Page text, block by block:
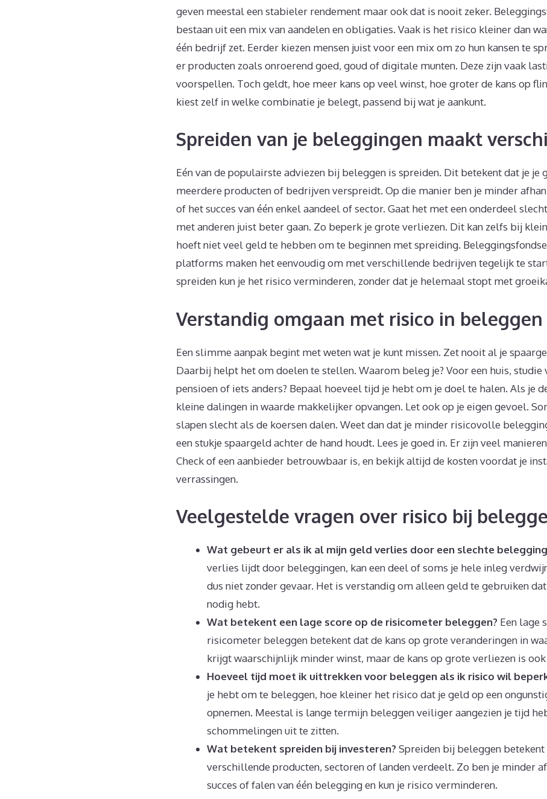
geven meestal een stabieler rendement maar ook dat is nooit zeker.
bestaan uit een mix van aandelen en obligaties. Vaak is het risico kleiner dan
één bedrijf zet. Eerder kiezen mensen juist voor een mix om zo hun kansen te
er producten zoals onroerend goed, goud of digitale munten. Deze zijn vaak
voorspellen. Toch geldt, hoe meer kans op veel winst, hoe groter de kans op
kiest zelf in welke combinatie je belegt, passend bij wat je aankunt.
Spreiden van je beleggingen maakt
Eén van de populairste adviezen bij beleggen is spreiden. Dit betekent dat je je
meerdere producten of bedrijven verspreidt. Op die manier ben je minder
of het succes van één enkel aandeel of sector. Gaat het met een onderdeel
met anderen juist beter gaan. Zo beperk je grote verliezen. Dit kan zelfs bij
hoeft niet veel geld te hebben om te beginnen met spreiding.
platforms maken het eenvoudig om met verschillende bedrijven tegelijk te
spreiden kun je het risico verminderen, zonder dat je helemaal stopt met
Verstandig omgaan met risico in beleggen
Een slimme aanpak begint met weten wat je kunt missen. Zet nooit al je
Daarbij helpt het om doelen te stellen. Waarom beleg je? Voor een huis, studie
pensioen of iets anders? Bepaal hoeveel tijd je hebt om je doel te halen. Als je
kleine dalingen in waarde makkelijker opvangen. Let ook op je eigen gevoel.
slapen slecht als de koersen dalen. Weet dan dat je minder risicovolle
een stukje spaargeld achter de hand houdt. Lees je goed in. Er zijn veel
Check of een aanbieder betrouwbaar is, en bekijk altijd de kosten voordat je
verrassingen.
Veelgestelde vragen over risico bij
Wat gebeurt er als ik al mijn geld verlies door een slechte
verlies lijdt door beleggingen, kan een deel of soms je hele inleg
dus niet zonder gevaar. Het is verstandig om alleen geld te gebruiken
nodig hebt.
Wat betekent een lage score op de risicometer beleggen? Een lage
risicometer beleggen betekent dat de kans op grote veranderingen in
krijgt waarschijnlijk minder winst, maar de kans op grote verliezen is
Hoeveel tijd moet ik uittrekken voor beleggen als ik risico wil
je hebt om te beleggen, hoe kleiner het risico dat je geld op een
opnemen. Meestal is lange termijn beleggen veiliger aangezien je tijd
schommelingen uit te zitten.
Wat betekent spreiden bij investeren?Spreiden bij beleggen
verschillende producten, sectoren of landen verdeelt. Zo ben je minder
succes of falen van één belegging en kun je risico verminderen.